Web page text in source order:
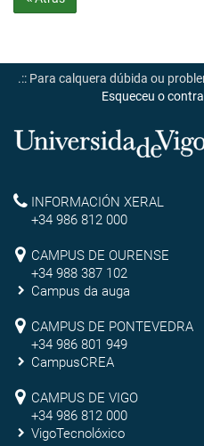
.:: Para calquera dúbida ou
Esqueceu o
Universidade
Vigo
Reitoría
INFORMACIÓN XERAL
+34 986 812 000
Campus
de
Ourense
CAMPUS DE OURENSE
+34 988 387 102
Campus da auga
Campus
de
Pontevedra
CAMPUS DE PONTEVEDRA
+34 986 801 949
CampusCREA
Campus
de
CAMPUS DE VIGO
+34 986 812 000
VigoTecnolóxico